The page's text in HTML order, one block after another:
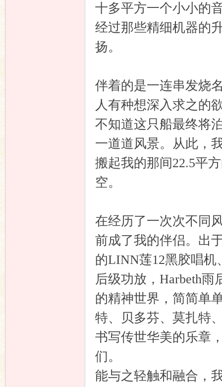
十多平方一个小小的
经过那些精细机器的
扬。
伴着的是一连串发烧
人有种想深入求之的
不知道这只船最终将
一道道风景。从此，
搬起我的那间22.5平
空。
在经历了一次次不同
前成了我的伴侣。出
的LINN莲12黑胶唱机
后级功放，Harbeth
的精神世界，简简单
特、贝多芬、莫扎特
书写传世华美的乐章
们。
能与之轻触和融合，